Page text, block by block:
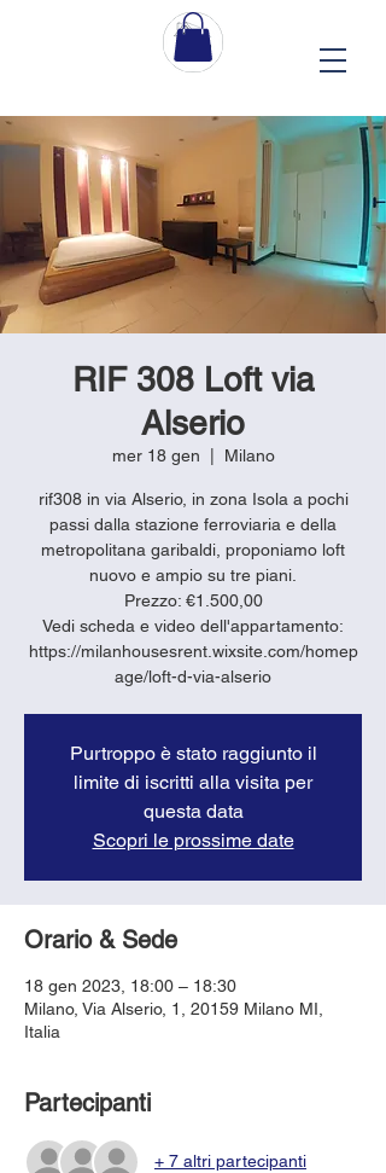
RIF 308 Loft via
Alserio
mer 18 gen Milano
rif308 in via Alserio, in zona Isola a pochi
passi dalla stazione ferroviaria e della
metropolitana garibaldi, proponiamo loft
nuovo e ampio su tre piani.
Prezzo: €1.500,00
Vedi scheda e video dell'appartamento:
https://milanhousesrent.wixsite.com/homep
age/loft-d-via-alserio
Purtroppo è stato raggiunto il
limite di iscritti alla visita per
questa data
Scopri le prossime date
Orario & Sede
18 gen 2023, 18:00 – 18:30
Milano, Via Alserio, 1, 20159 Milano MI,
Italia
Partecipanti
+ 7 altri partecipanti